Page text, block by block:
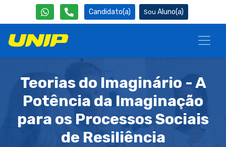
Candidato(a) Aluno(a)
Teorias do Imaginário - A
Potência da Imaginação
para os Processos Sociais
de Resiliência